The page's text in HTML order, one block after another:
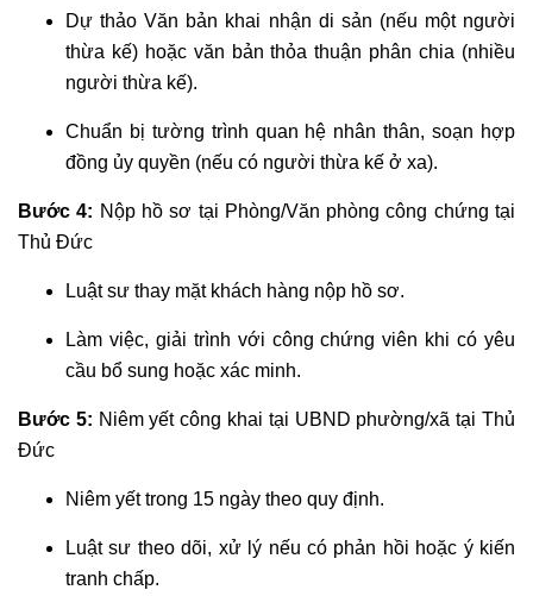
Dự thảo Văn bản khai nhận di sản (nếu một người
thừa kế) hoặc văn bản thỏa thuận phân chia (nhiều
người thừa kế).
Chuẩn bị tường trình quan hệ nhân thân, soạn hợp
đồng ủy quyền (nếu có người thừa kế ở xa).
Bước 4: Nộp hồ sơ tại Phòng/Văn phòng công chứng tại
Thủ Đức
Luật sư thay mặt khách hàng nộp hồ sơ.
Làm việc, giải trình với công chứng viên khi có yêu
cầu bổ sung hoặc xác minh.
Bước 5: Niêm yết công khai tại UBND phường/xã tại Thủ
Đức
Niêm yết trong 15 ngày theo quy định.
Luật sư theo dõi, xử lý nếu có phản hồi hoặc ý kiến
tranh chấp.